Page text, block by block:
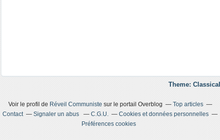
Theme:
Voir le profil de Réveil Communiste sur le portail Overblog
Top articles
Contact
Signaler un abus C.G.U.
Cookies et données personnelles
Préférences cookies